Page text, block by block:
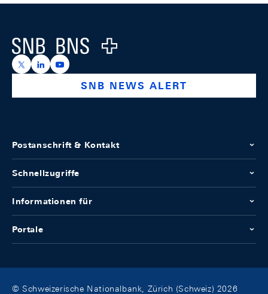
Logo
https://x.com/snb_bns
https://ch.linkedin.com/company/swiss-national-
https://www.youtube.com/@swissnationalbank
SNB NEWS ALERT
Postanschrift & Kontakt
Schnellzugriffe
Informationen für
Portale
© Schweizerische Nationalbank, Zürich (Schweiz) 2026